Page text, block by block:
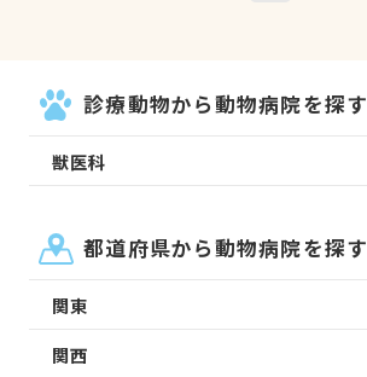
診療動物から動物病院を探す
獣医科
都道府県から動物病院を探す
関東
関西